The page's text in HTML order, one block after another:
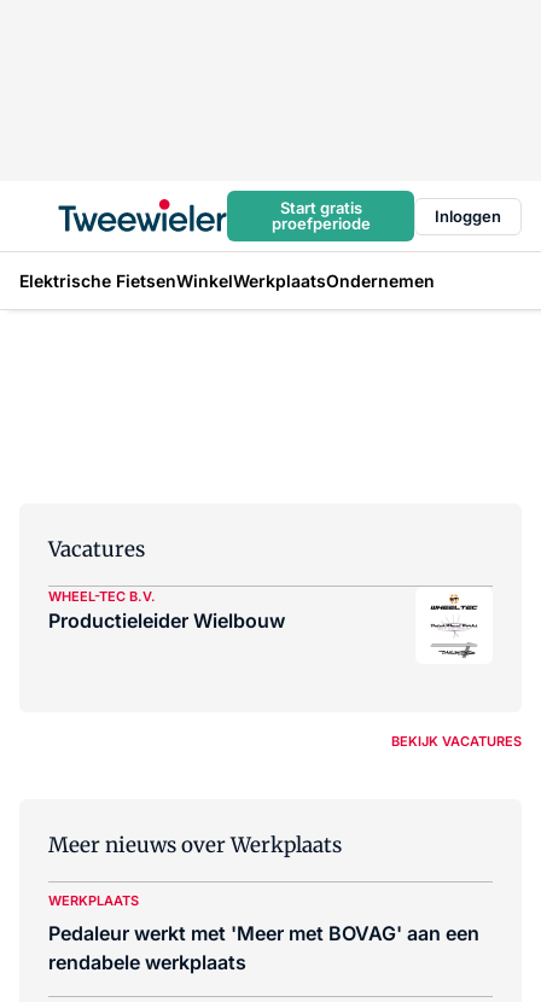
Start gratis
proefperiode
Inloggen
Elektrische FietsenWinkelWerkplaatsOndernemen
Vacatures
WHEEL-TEC B.V.
Productieleider Wielbouw
BEKIJK VACATURES
Meer nieuws over Werkplaats
WERKPLAATS
Pedaleur werkt met 'Meer met BOVAG' aan een
rendabele werkplaats